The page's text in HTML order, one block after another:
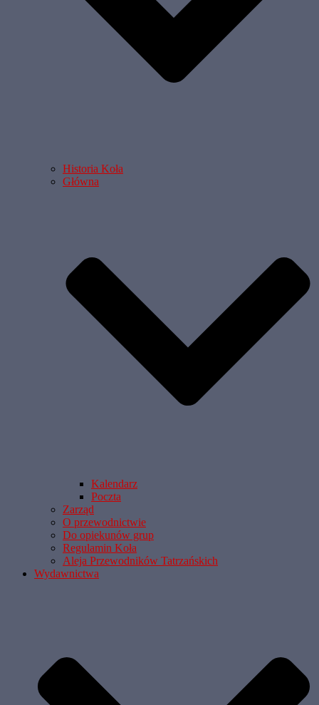
Historia Koła
Główna
Kalendarz
Poczta
Zarząd
O przewodnictwie
Do opiekunów grup
Regulamin Koła
Aleja Przewodników Tatrzańskich
Wydawnictwa